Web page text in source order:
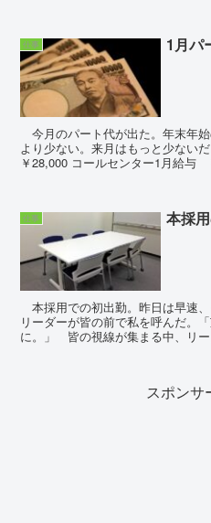
仕事 1月パ
今月のパート代が出た。年末年
より少ない。来月はもっと少な
仕事 本採
本採用での初出勤。昨日は早速
リーダーが皆の前で私を呼んだ。
に。」 皆の視線が集まる中、リ
スポンサ